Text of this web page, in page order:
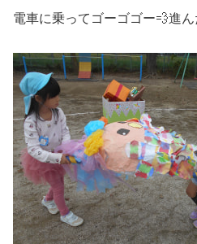
電車に乗ってゴーゴゴー💨進ん